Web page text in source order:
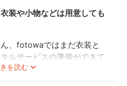
装や小物などは用意しても
を読む
、fotowaではまだ衣装と
ルサービスの準備ができて
お客様ご自身にご用意をお
。